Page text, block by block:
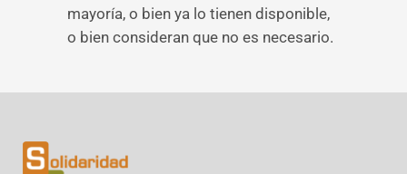
mayoría, o bien ya lo tienen disponible,
o bien consideran que no es necesario.